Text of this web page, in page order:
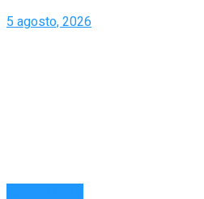
5 agosto, 2026